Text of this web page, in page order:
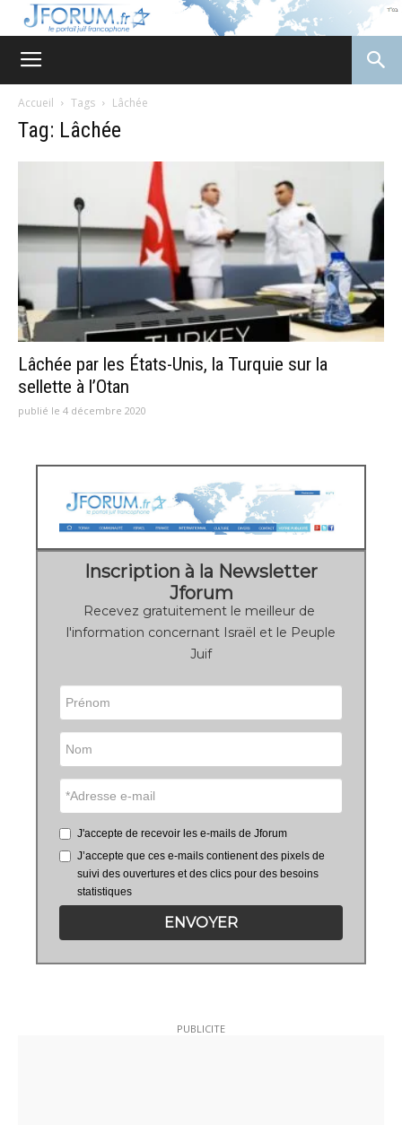
Accueil Tags Lâchée
Tag: Lâchée
Lâchée par les États-Unis, la Turquie sur la
sellette à l’Otan
publié le 4 décembre 2020
Inscription à la Newsletter
Jforum
Recevez gratuitement le meilleur de
l'information concernant Israël et le Peuple
Juif
J'accepte de recevoir les e-mails de Jforum
J’accepte que ces e-mails contienent des pixels de
suivi des ouvertures et des clics pour des besoins
statistiques
ENVOYER